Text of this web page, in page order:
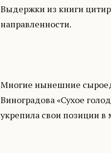
Выдержки из книги
направленности.
Многие нынешние
Виноградова «Сухое
укрепила свои позиции в